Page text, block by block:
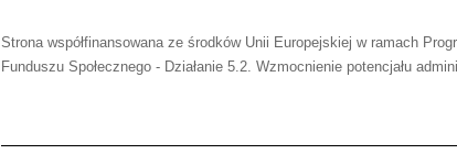
Strona współfinansowana ze środków Unii Europejskiej w ramach
Funduszu Społecznego - Działanie 5.2. Wzmocnienie potencjału